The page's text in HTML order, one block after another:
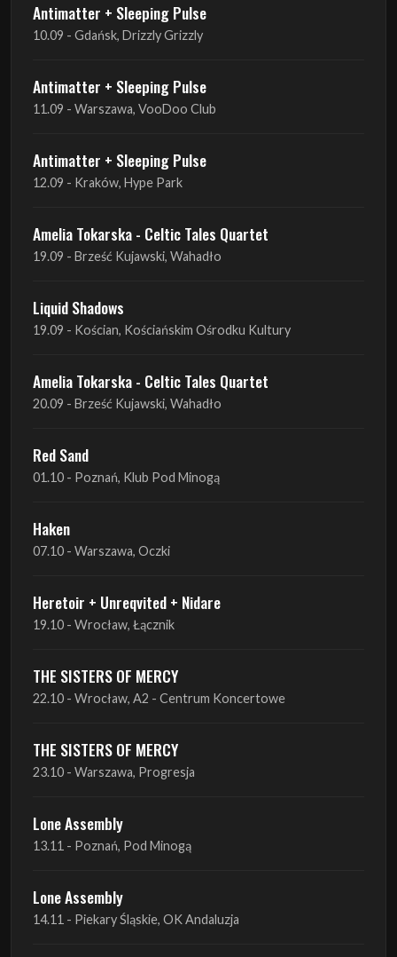
Antimatter + Sleeping Pulse
10.09 - Gdańsk, Drizzly Grizzly
Antimatter + Sleeping Pulse
11.09 - Warszawa, VooDoo Club
Antimatter + Sleeping Pulse
12.09 - Kraków, Hype Park
Amelia Tokarska - Celtic Tales Quartet
19.09 - Brześć Kujawski, Wahadło
Liquid Shadows
19.09 - Kościan, Kościańskim Ośrodku Kultury
Amelia Tokarska - Celtic Tales Quartet
20.09 - Brześć Kujawski, Wahadło
Red Sand
01.10 - Poznań, Klub Pod Minogą
Haken
07.10 - Warszawa, Oczki
Heretoir + Unreqvited + Nidare
19.10 - Wrocław, Łącznik
THE SISTERS OF MERCY
22.10 - Wrocław, A2 - Centrum Koncertowe
THE SISTERS OF MERCY
23.10 - Warszawa, Progresja
Lone Assembly
13.11 - Poznań, Pod Minogą
Lone Assembly
14.11 - Piekary Śląskie, OK Andaluzja